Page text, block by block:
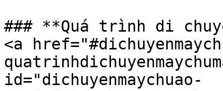
### **Quá trình di
<a
id="dichuyenmaychuao-